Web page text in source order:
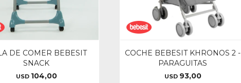
DE COMER BEBESIT
SNACK
USD 104,00
COCHE BEBESIT KHRONOS 2 -
PARAGUITAS
USD 93,00